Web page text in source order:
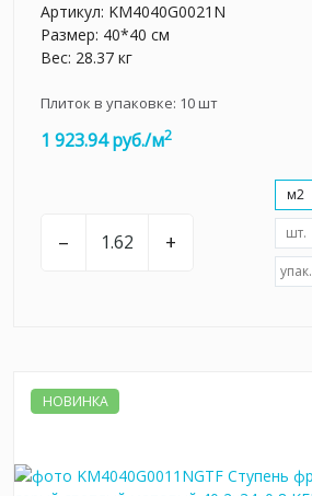
Артикул: KM4040G0021N
Размер: 40*40 см
Вес: 28.37 кг
Плиток в упаковке: 10шт
1 923.94 руб./м2
– +
м2
шт.
упак.
НОВИНКА